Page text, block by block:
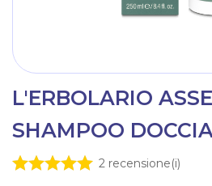
L'ERBOLARIO
SHAMPOO
2 recensione(i)